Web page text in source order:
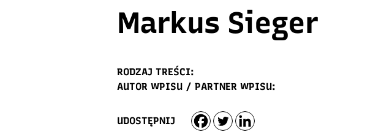
Markus Sieger
RODZAJ TREŚCI:
AUTOR WPISU / PARTNER WPISU:
UDOSTĘPNIJ